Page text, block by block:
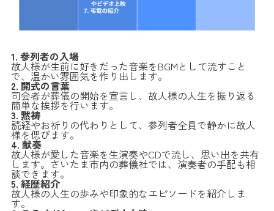
1. 参列者の入場
故人様が生前に好きだった音楽をBGMとして流すこと
で、温かい雰囲気を作り出します。
2. 開式の言葉
司会者が葬儀の開始を宣言し、故人様の人生を振り返る
簡単な挨拶を行います。
3. 黙祷
読経やお祈りの代わりとして、参列者全員で静かに故人
様を偲びます。
4. 献奏
故人様が愛した音楽を生演奏やCDで流し、思い出を共有
します。さいたま市内の葬儀社では、演奏者の手配も相
談できます。
5. 経歴紹介
故人様の人生の歩みや印象的なエピソードを紹介しま
す。